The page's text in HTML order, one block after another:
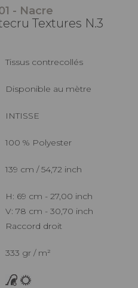
- Nacre
Textures N.3
Tissus contrecollés
Disponible au mètre
INTISSE
100 % Polyester
139 cm / 54,72 inch
H: 69 cm - 27,00 inch
V: 78 cm - 30,70 inch
Raccord droit
333 gr / m²